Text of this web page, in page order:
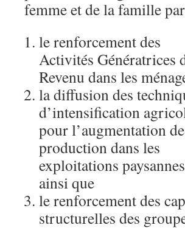
femme et de la famille par
le renforcement des
Activités Génératrices
Revenu dans les
la diffusion des
d’intensification
pour l’augmentation
production dans les
exploitations
ainsi que
le renforcement des
structurelles des